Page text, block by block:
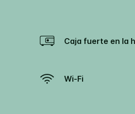
Caja fuerte en la
Wi-Fi